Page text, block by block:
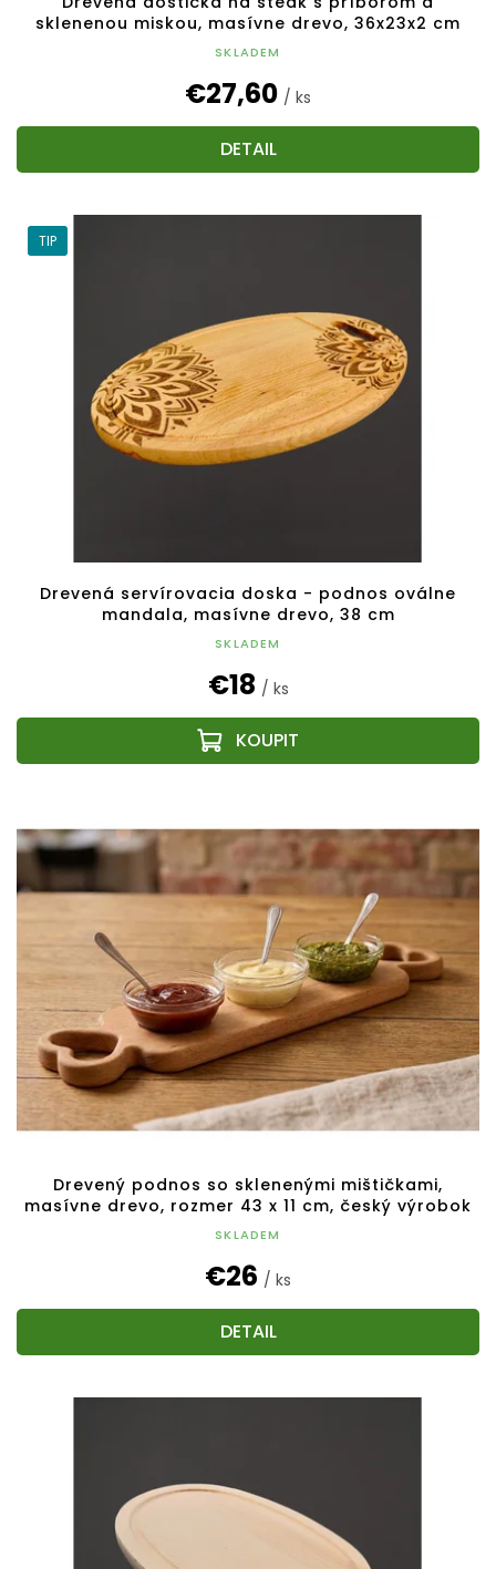
sklenenou miskou, masívne drevo, 36x23x2 cm
SKLADEM
€27,60 / ks
DETAIL
TIP
Drevená servírovacia doska - podnos oválne
mandala, masívne drevo, 38 cm
SKLADEM
€18 / ks
Drevený podnos so sklenenými mištičkami,
masívne drevo, rozmer 43 x 11 cm, český výrobok
SKLADEM
€26 / ks
DETAIL